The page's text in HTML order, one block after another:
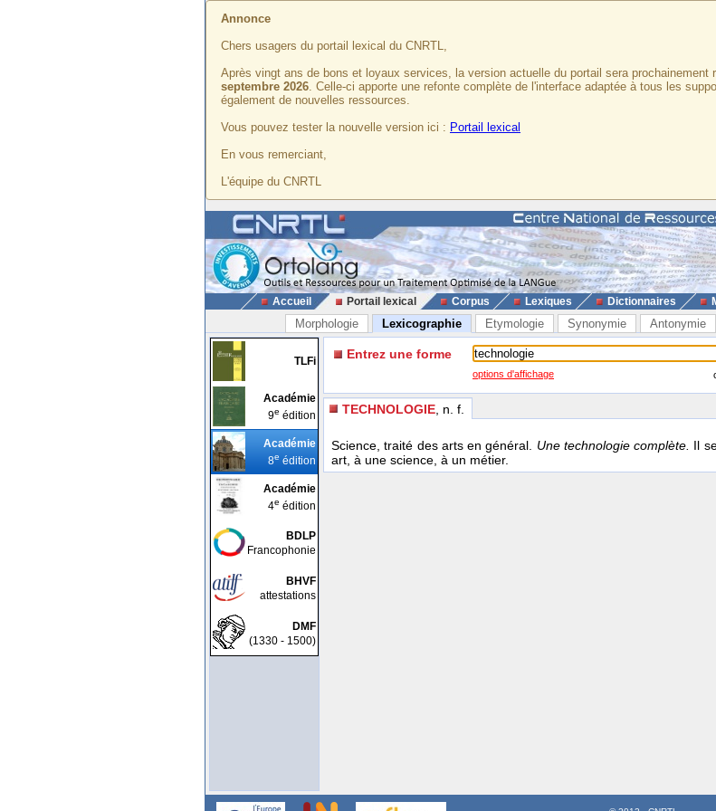
Annonce
Chers usagers du portail lexical du CNRTL,
Après vingt ans de bons et loyaux services, la version actuelle du portail sera prochainement
septembre 2026. Celle-ci apporte une refonte complète de l'interface adaptée à tous les
également de nouvelles ressources.
Vous pouvez tester la nouvelle version ici : Portail lexical
En vous remerciant,
L'équipe du CNRTL
Accueil Portail lexical Corpus Lexiques Dictionnaires
Morphologie Lexicographie Etymologie Synonymie Antonymie
TLFi
Académie
9e édition
Académie
8e édition
Académie
4e édition
BDLP
Francophonie
BHVF
attestations
DMF
(1330 - 1500)
Entrez une forme
options d'affichage
TECHNOLOGIE , n. f.
Science, traité des arts en général. Une technologie complète. Il
art, à une science, à un métier.